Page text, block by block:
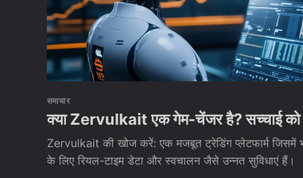
समाचार
क्या Zervulkait एक गेम-चेंजर है? सच्चाई को
Zervulkait की खोज करें: एक मजबूत ट्रेडिंग प्लेटफार्म जिसमें
के लिए रियल-टाइम डेटा और स्वचालन जैसे उन्नत सुविधाएं हैं।